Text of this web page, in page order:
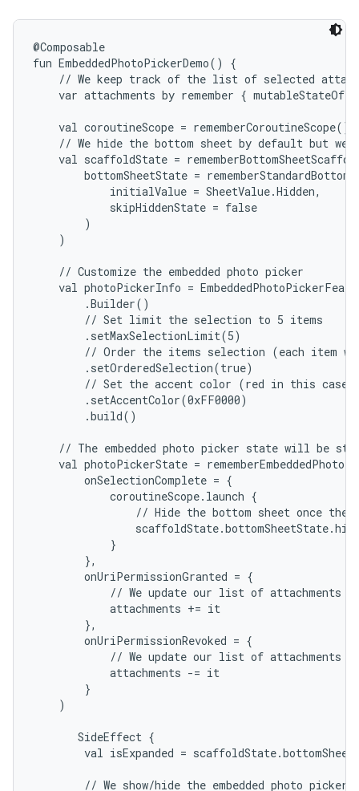
@Composable
fun EmbeddedPhotoPickerDemo() {
// We keep track of the list of selected
var attachments by remember {
    val coroutineScope = rememberCoroutineScope()
// We hide the bottom sheet by default but we
val scaffoldState =
bottomSheetState =
            initialValue = SheetValue.Hidden,
            skipHiddenState = false
        )
    )
    // Customize the embedded photo picker
val photoPickerInfo =
        .Builder()
        // Set limit the selection to 5 items
        .setMaxSelectionLimit(5)
// Order the items selection (each item
        .setOrderedSelection(true)
// Set the accent color (red in this
        .setAccentColor(0xFF0000)
        .build()
// The embedded photo picker state will be
val photoPickerState =
        onSelectionComplete = {
            coroutineScope.launch {
// Hide the bottom sheet once the
            }
        },
        onUriPermissionGranted = {
// We update our list of attachments
            attachments += it
        },
        onUriPermissionRevoked = {
// We update our list of attachments
            attachments -= it
        }
    )
       SideEffect {
val isExpanded =
// We show/hide the embedded photo picker